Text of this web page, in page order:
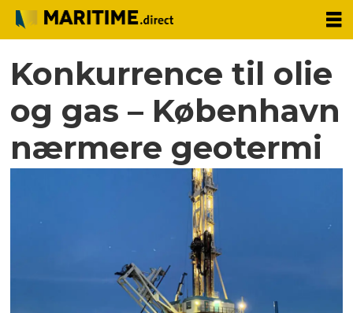
Konkurrence til olie
og gas – København
nærmere geotermi